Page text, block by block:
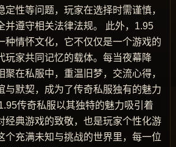
定性等问题，玩家在选择时需谨慎，
并遵守相关法律法规。 此外，1.95
种情怀文化，它不仅仅是一个游戏的
玩家共同记忆的载体。每当夜幕降
聚在私服中，重温旧梦，交流心得，
与默契，成为了传奇私服独有的魅力
传奇私服以其独特的魅力吸引着
经典游戏的致敬，也是玩家个性化游
个充满未知与挑战的世界里，每一位